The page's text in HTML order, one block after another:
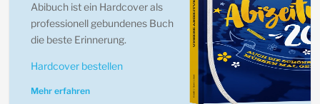
Abibuch ist ein Hardcover als
professionell gebundenes Buch
die beste Erinnerung.
Hardcover bestellen
Mehr erfahren